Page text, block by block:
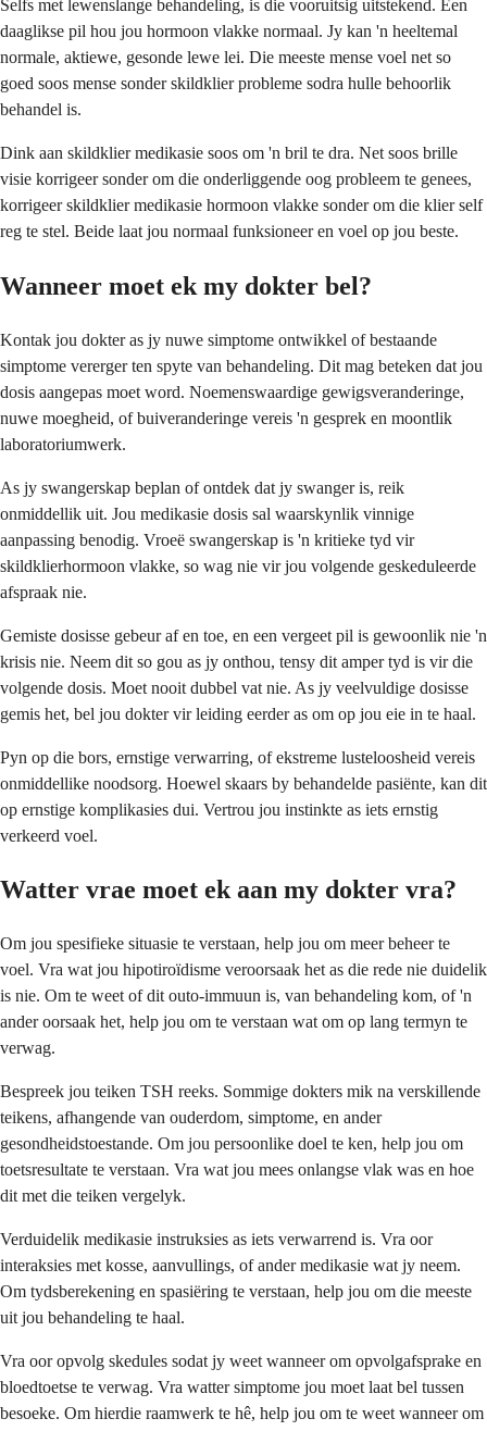
Selfs met lewenslange behandeling, is die vooruitsig uitstekend. Een
daaglikse pil hou jou hormoon vlakke normaal. Jy kan 'n heeltemal
normale, aktiewe, gesonde lewe lei. Die meeste mense voel net so
goed soos mense sonder skildklier probleme sodra hulle behoorlik
behandel is.
Dink aan skildklier medikasie soos om 'n bril te dra. Net soos brille
visie korrigeer sonder om die onderliggende oog probleem te genees,
korrigeer skildklier medikasie hormoon vlakke sonder om die klier self
reg te stel. Beide laat jou normaal funksioneer en voel op jou beste.
Wanneer moet ek my dokter bel?
Kontak jou dokter as jy nuwe simptome ontwikkel of bestaande
simptome vererger ten spyte van behandeling. Dit mag beteken dat jou
dosis aangepas moet word. Noemenswaardige gewigsveranderinge,
nuwe moegheid, of buiveranderinge vereis 'n gesprek en moontlik
laboratoriumwerk.
As jy swangerskap beplan of ontdek dat jy swanger is, reik
onmiddellik uit. Jou medikasie dosis sal waarskynlik vinnige
aanpassing benodig. Vroeë swangerskap is 'n kritieke tyd vir
skildklierhormoon vlakke, so wag nie vir jou volgende geskeduleerde
afspraak nie.
Gemiste dosisse gebeur af en toe, en een vergeet pil is gewoonlik nie 'n
krisis nie. Neem dit so gou as jy onthou, tensy dit amper tyd is vir die
volgende dosis. Moet nooit dubbel vat nie. As jy veelvuldige dosisse
gemis het, bel jou dokter vir leiding eerder as om op jou eie in te haal.
Pyn op die bors, ernstige verwarring, of ekstreme lusteloosheid vereis
onmiddellike noodsorg. Hoewel skaars by behandelde pasiënte, kan dit
op ernstige komplikasies dui. Vertrou jou instinkte as iets ernstig
verkeerd voel.
Watter vrae moet ek aan my dokter vra?
Om jou spesifieke situasie te verstaan, help jou om meer beheer te
voel. Vra wat jou hipotiroïdisme veroorsaak het as die rede nie duidelik
is nie. Om te weet of dit outo-immuun is, van behandeling kom, of 'n
ander oorsaak het, help jou om te verstaan wat om op lang termyn te
verwag.
Bespreek jou teiken TSH reeks. Sommige dokters mik na verskillende
teikens, afhangende van ouderdom, simptome, en ander
gesondheidstoestande. Om jou persoonlike doel te ken, help jou om
toetsresultate te verstaan. Vra wat jou mees onlangse vlak was en hoe
dit met die teiken vergelyk.
Verduidelik medikasie instruksies as iets verwarrend is. Vra oor
interaksies met kosse, aanvullings, of ander medikasie wat jy neem.
Om tydsberekening en spasiëring te verstaan, help jou om die meeste
uit jou behandeling te haal.
Vra oor opvolg skedules sodat jy weet wanneer om opvolgafsprake en
bloedtoetse te verwag. Vra watter simptome jou moet laat bel tussen
besoeke. Om hierdie raamwerk te hê, help jou om te weet wanneer om